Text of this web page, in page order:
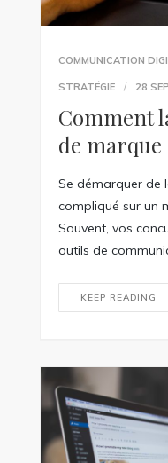
COMMUNICATION
STRATÉGIE 28
Comment
de marque
Se démarquer de
compliqué sur un
Souvent, vos
outils de
KEEP READING